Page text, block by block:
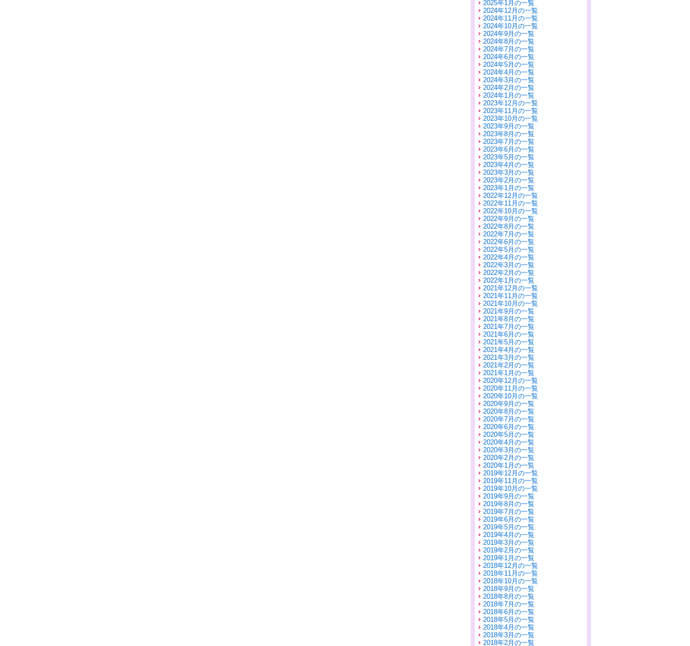
2025年1月の一覧
2024年12月の一覧
2024年11月の一覧
2024年10月の一覧
2024年9月の一覧
2024年8月の一覧
2024年7月の一覧
2024年6月の一覧
2024年5月の一覧
2024年4月の一覧
2024年3月の一覧
2024年2月の一覧
2024年1月の一覧
2023年12月の一覧
2023年11月の一覧
2023年10月の一覧
2023年9月の一覧
2023年8月の一覧
2023年7月の一覧
2023年6月の一覧
2023年5月の一覧
2023年4月の一覧
2023年3月の一覧
2023年2月の一覧
2023年1月の一覧
2022年12月の一覧
2022年11月の一覧
2022年10月の一覧
2022年9月の一覧
2022年8月の一覧
2022年7月の一覧
2022年6月の一覧
2022年5月の一覧
2022年4月の一覧
2022年3月の一覧
2022年2月の一覧
2022年1月の一覧
2021年12月の一覧
2021年11月の一覧
2021年10月の一覧
2021年9月の一覧
2021年8月の一覧
2021年7月の一覧
2021年6月の一覧
2021年5月の一覧
2021年4月の一覧
2021年3月の一覧
2021年2月の一覧
2021年1月の一覧
2020年12月の一覧
2020年11月の一覧
2020年10月の一覧
2020年9月の一覧
2020年8月の一覧
2020年7月の一覧
2020年6月の一覧
2020年5月の一覧
2020年4月の一覧
2020年3月の一覧
2020年2月の一覧
2020年1月の一覧
2019年12月の一覧
2019年11月の一覧
2019年10月の一覧
2019年9月の一覧
2019年8月の一覧
2019年7月の一覧
2019年6月の一覧
2019年5月の一覧
2019年4月の一覧
2019年3月の一覧
2019年2月の一覧
2019年1月の一覧
2018年12月の一覧
2018年11月の一覧
2018年10月の一覧
2018年9月の一覧
2018年8月の一覧
2018年7月の一覧
2018年6月の一覧
2018年5月の一覧
2018年4月の一覧
2018年3月の一覧
2018年2月の一覧